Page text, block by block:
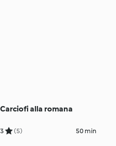
Carciofi alla romana
3 (5) 50 min